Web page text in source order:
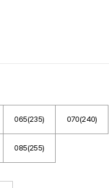
065(235) 070(240)
085(255)